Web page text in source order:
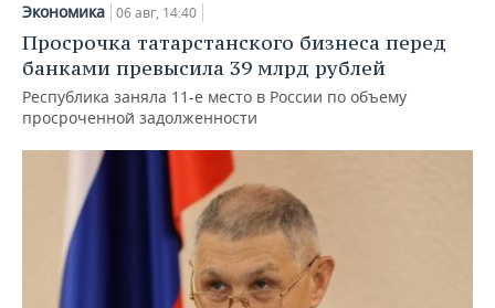
Экономика 06 авг, 14:40
Просрочка татарстанского бизнеса перед
банками превысила 39 млрд рублей
Республика заняла 11-е место в России по объему
просроченной задолженности